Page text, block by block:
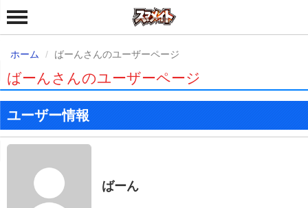
ホーム ばーんさんのユーザーページ
ばーんさんのユーザーページ
ユーザー情報
ばーん